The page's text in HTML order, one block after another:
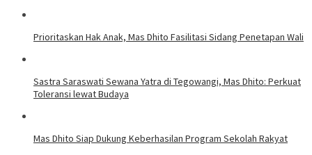
Prioritaskan Hak Anak, Mas Dhito Fasilitasi Sidang Penetapan Wali
Sastra Saraswati Sewana Yatra di Tegowangi, Mas Dhito: Perkuat
Toleransi lewat Budaya
Mas Dhito Siap Dukung Keberhasilan Program Sekolah Rakyat